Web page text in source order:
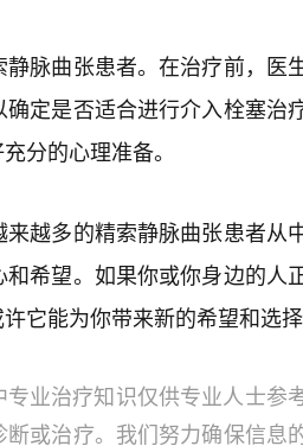
脉曲张患者。在治疗前，医
定是否适合进行介入栓塞治
分的心理准备。
越多的精索静脉曲张患者从
希望。如果你或你身边的人
它能为你带来新的希望和选择
业治疗知识仅供专业人士参
或治疗。我们努力确保信息